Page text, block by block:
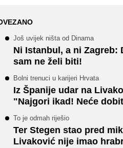
Još uvijek ništa od Dinama
Ni Istanbul, a ni
sam ne želi biti!
Bolni trenuci u karijeri Hrvata
Iz Španije udar na
"Najgori ikad! Neće
To je odmah riješio
Ter Stegen stao pred
Livaković nije imao